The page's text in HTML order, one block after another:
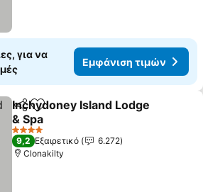
για να
Εμφάνιση τιμών
Κοινοποίηση
Προσθήκη στα αγαπημένα
Inchydoney Island Lodge
& Spa
Εμφάνιση τιμών
4 Αστέρια
9,2 Εξαιρετικό
6.272
Clonakilty